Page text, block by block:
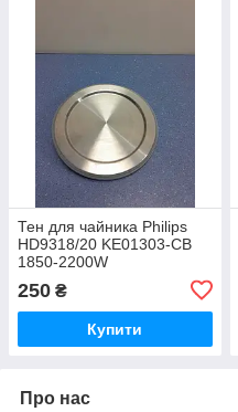
Тен для чайника Philips
HD9318/20 KE01303-CB
1850-2200W
250 ₴
Купити
Про нас